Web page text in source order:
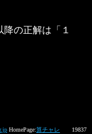
の正解は「１
HomePage:算チャレ 19837